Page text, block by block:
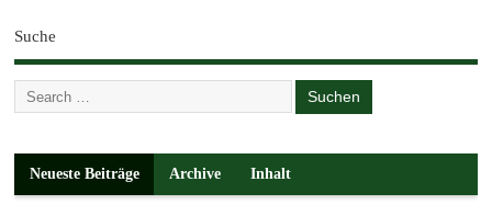
Suche
Neueste Beiträge Archive Inhalt